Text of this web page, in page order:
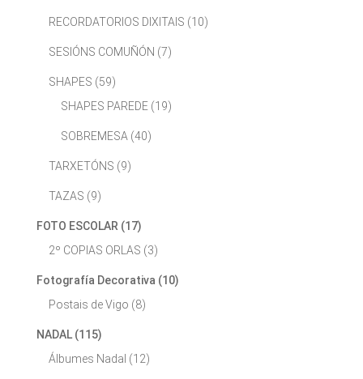
RECORDATORIOS DIXITAIS (10)
SESIÓNS COMUÑÓN (7)
SHAPES (59)
SHAPES PAREDE (19)
SOBREMESA (40)
TARXETÓNS (9)
TAZAS (9)
FOTO ESCOLAR (17)
2º COPIAS ORLAS (3)
Fotografía Decorativa (10)
Postais de Vigo (8)
NADAL (115)
Álbumes Nadal (12)